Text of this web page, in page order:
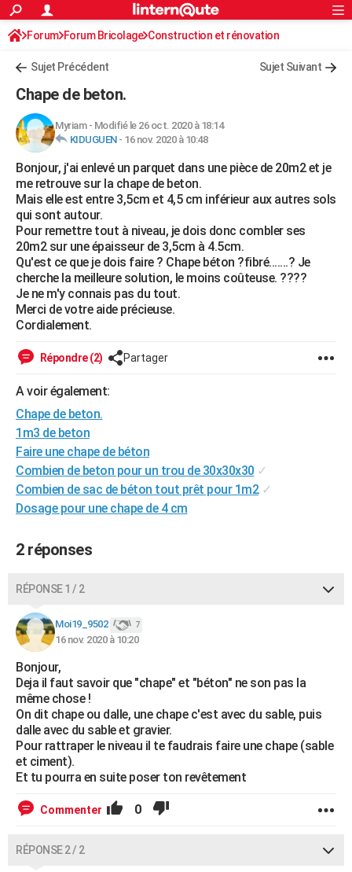
ACTUALITÉS
Politique
Société
Faits Divers
Education
Monde
Villes
+
FINANCE
Retraite
Impôts
Epargne
Immobilier
Risques naturels par ville
Banque
Assurance
Crédit
AUTO
Essais
Réserver un essai
Citadines
Berlines
SUV
Forum auto
+HIGH-TECH
Mobiles
Meilleur smartphone
Internet
Ordinateurs
Jeux vidéo
Guide high-tech
+BRICOLAGE
Forum
Aménagement intérieur
Extérieur
Cuisine
Salle de bains
Jardinage
Rangement
WEEK-END
Guides de France
Escapades
Patrimoine
Expositions
Musées
Week-end nature
LIFESTYLE
Art de vivre
Bien-être
Loisirs
ModeModes de vie
SANTE
Destinations
City break
Voyage nature
Voyage de noces
Forum
Climat
BONS PLANS
CARTE DE VOEUX
Carte de Noël
Carte Bonne année
Carte Saint-Valentin
Carte Pâques
Carte d'anniversaire
DICTIONNAIRE
COPAINS D'AVANT
S'inscrire
Se connecter
Lycées
Collèges
Primaires
Universités
Entreprises
Service militaire
Avis de recherche
AVIS DE DÉCÈS
FORUM
Bricolage
Lifestyle
Culture
Sport
Auto
Television
Voyage
Cinema
Rechercher
S'inscrire
Connexion
Forum Forum Bricolage Construction et rénovation
Sujet Précédent Sujet Suivant
Chape de beton.
Myriam- Modifié le 26 oct. 2020 à 18:14
KIDUGUEN- 16 nov. 2020 à 10:48
Bonjour, j'ai enlevé un parquet dans une pièce de 20m2 et je
me retrouve sur la chape de beton.
Mais elle est entre 3,5cm et 4,5 cm inférieur aux autres sols
qui sont autour.
Pour remettre tout à niveau, je dois donc combler ses
20m2 sur une épaisseur de 3,5cm à 4.5cm.
Qu'est ce que je dois faire ? Chape béton ?fibré.......? Je
cherche la meilleure solution, le moins coûteuse. ????
Je ne m'y connais pas du tout.
Merci de votre aide précieuse.
Cordialement.
Répondre (2) Partager
A voir également:
Chape de beton.
1m3 de beton
Faire une chape de béton
Combien de beton pour un trou de 30x30x30 ✓
Combien de sac de béton tout prêt pour 1m2 ✓
Dosage pour une chape de 4 cm
2 réponses
RÉPONSE 1 / 2
Moi19_9502 7
16 nov. 2020 à 10:20
Bonjour,
Deja il faut savoir que "chape" et "béton" ne son pas la
même chose !
On dit chape ou dalle, une chape c'est avec du sable, puis
dalle avec du sable et gravier.
Pour rattraper le niveau il te faudrais faire une chape (sable
et ciment).
Et tu pourra en suite poser ton revêtement
Commenter 0
RÉPONSE 2 / 2